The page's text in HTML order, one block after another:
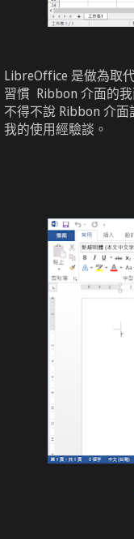
LibreOffice 是做為取
習慣 Ribbon 介面的
不得不說 Ribbon 介
我的使用經驗談。